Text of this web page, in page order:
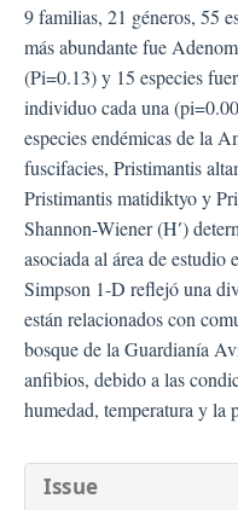
9 familias, 21 géneros, 55
más abundante fue
(Pi=0.13) y 15 especies
individuo cada una
especies endémicas de la
fuscifacies, Pristimantis
Pristimantis matidiktyo y
Shannon-Wiener (H′)
asociada al área de estudio
Simpson 1-D reflejó una
están relacionados con
bosque de la Guardianía
anfibios, debido a las
humedad, temperatura y la
Issue